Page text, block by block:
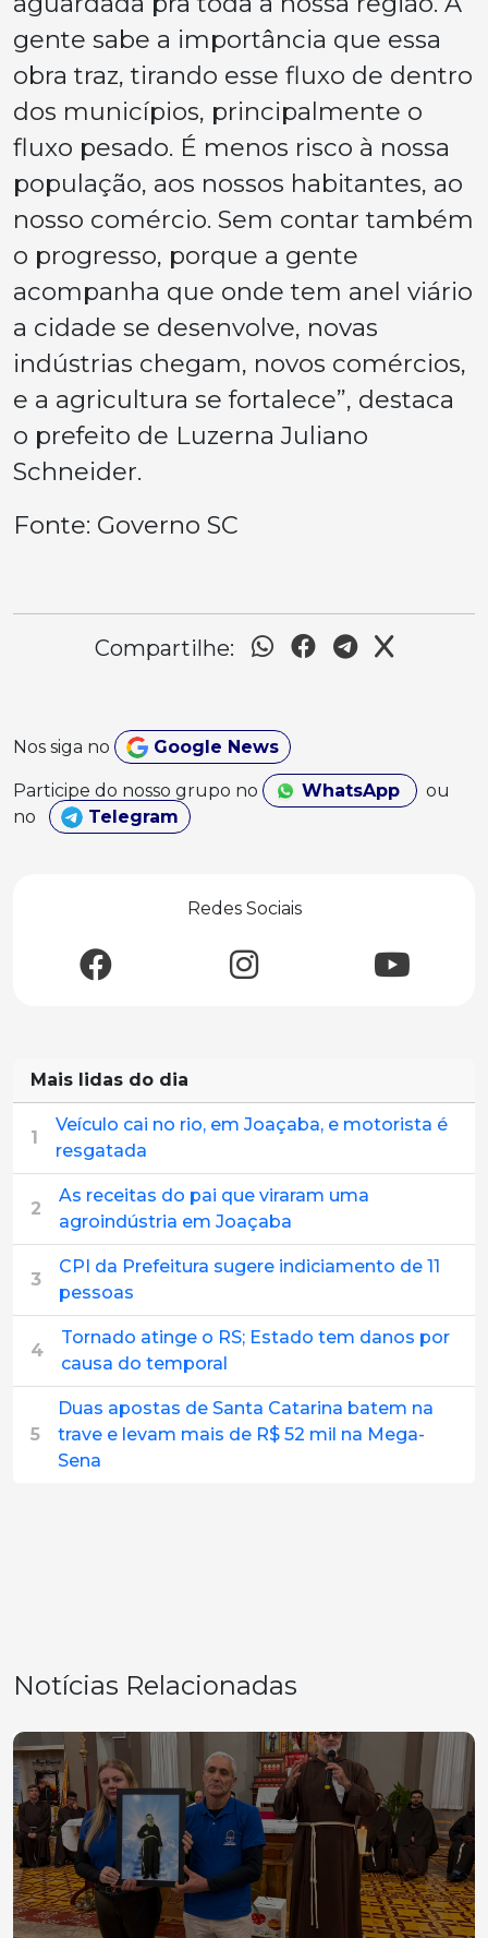
gente sabe a importância que essa
obra traz, tirando esse fluxo de dentro
dos municípios, principalmente o
fluxo pesado. É menos risco à nossa
população, aos nossos habitantes, ao
nosso comércio. Sem contar também
o progresso, porque a gente
acompanha que onde tem anel viário
a cidade se desenvolve, novas
indústrias chegam, novos comércios,
e a agricultura se fortalece”, destaca
o prefeito de Luzerna Juliano
Schneider.
Fonte: Governo SC
Compartilhe:
Nos siga no Google News
Participe do nosso grupo no WhatsApp
ou
no
Telegram
Redes Sociais
Mais lidas do dia
1
Veículo cai no rio, em Joaçaba, e motorista é
resgatada
2
As receitas do pai que viraram uma
agroindústria em Joaçaba
3
CPI da Prefeitura sugere indiciamento de 11
pessoas
4
Tornado atinge o RS; Estado tem danos por
causa do temporal
5
Duas apostas de Santa Catarina batem na
trave e levam mais de R$ 52 mil na Mega-
Sena
Notícias Relacionadas